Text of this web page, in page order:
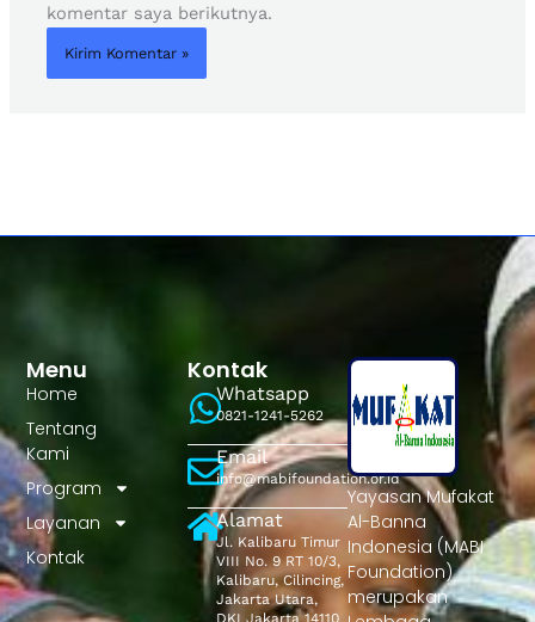
komentar saya berikutnya.
Menu
Home
Tentang
Kami
Program
Layanan
Kontak
Kontak
Whatsapp
0821-1241-5262
Email
info@mabifoundation.or.id
Alamat
Jl. Kalibaru Timur
VIII No. 9 RT 10/3,
Kalibaru, Cilincing,
Jakarta Utara,
DKI Jakarta 14110
Yayasan Mufakat
Al-Banna
Indonesia (MABI
Foundation)
merupakan